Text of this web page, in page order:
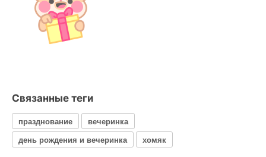
Связанные теги
празднование
вечеринка
день рождения и вечеринка
хомяк